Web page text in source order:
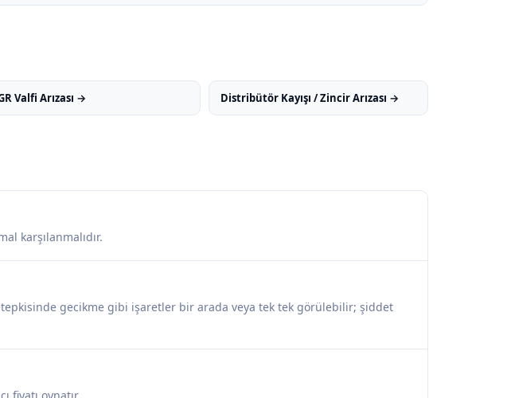
Valfi Arızası → Distribütör Kayışı / Zincir Arızası →
karşılanmalıdır.
tepkisinde gecikme gibi işaretler bir arada veya tek tek görülebilir; şiddet